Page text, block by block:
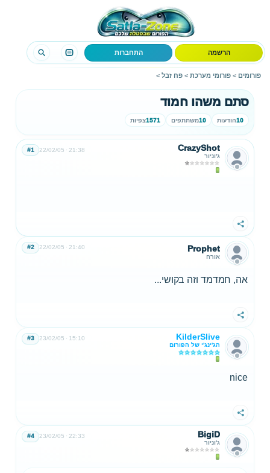
הרשמה התחברות
פורומים > פורומי מערכת > פח זבל >
סתם משהו חמוד
10הודעות 10משתתפים 1571צפיות
CrazyShot
ג'וניור
22/02/05 21:38
#1
שתף
Prophet
אורח
22/02/05 21:40
#2
אה, חמדמד וזה בקושי...
שתף
KilderSlive
הג'ינג'י של הפורום
23/02/05 15:10
#3
nice
שתף
BigiD
ג'וניור
23/02/05 22:33
#4